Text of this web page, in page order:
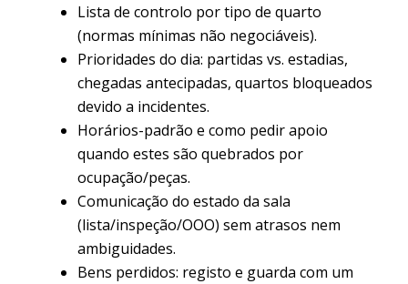
Lista de controlo por tipo de quarto
(normas mínimas não negociáveis).
Prioridades do dia: partidas vs. estadias,
chegadas antecipadas, quartos bloqueados
devido a incidentes.
Horários-padrão e como pedir apoio
quando estes são quebrados por
ocupação/peças.
Comunicação do estado da sala
(lista/inspeção/OOO) sem atrasos nem
ambiguidades.
Bens perdidos: registo e guarda com um